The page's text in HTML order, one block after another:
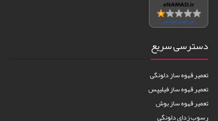
دسترسی سریع
تعمیر قهوه ساز دلونگی
تعمیر قهوه ساز فیلیپس
تعمیر قهوه ساز بوش
رسوب زدای دلونگی